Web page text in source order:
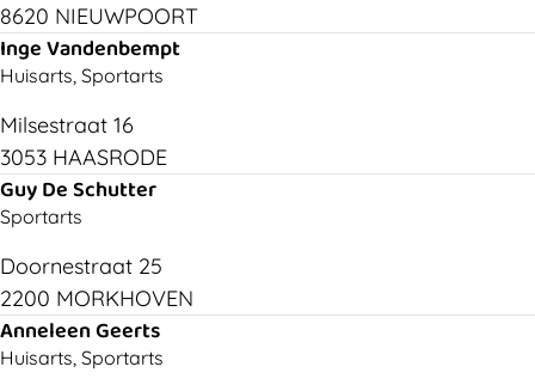
8620 NIEUWPOORT
Inge Vandenbempt
Huisarts, Sportarts
Milsestraat 16
3053 HAASRODE
Guy De Schutter
Sportarts
Doornestraat 25
2200 MORKHOVEN
Anneleen Geerts
Huisarts, Sportarts